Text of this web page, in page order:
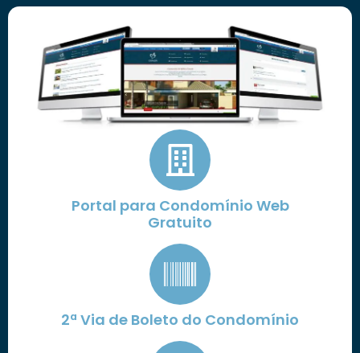
Portal para Condomínio Web
Gratuito
2ª Via de Boleto do Condomínio